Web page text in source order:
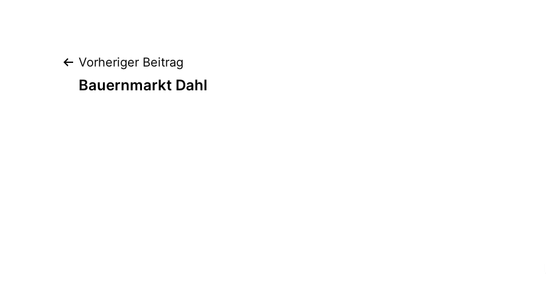
Beitragsnavigation
Vorheriger Beitrag
Bauernmarkt Dahl